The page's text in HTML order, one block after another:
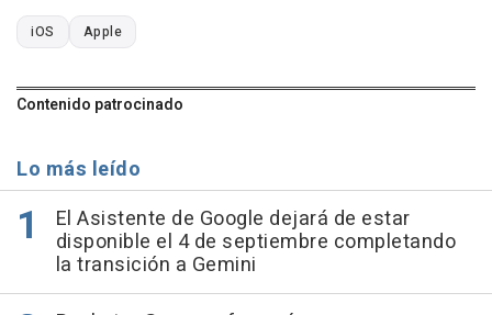
iOS Apple
Contenido patrocinado
Lo más leído
El Asistente de Google dejará de estar
disponible el 4 de septiembre completando
la transición a Gemini